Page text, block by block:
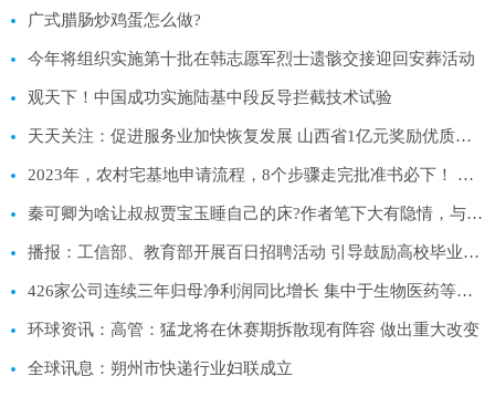
广式腊肠炒鸡蛋怎么做?
​今年将组织实施第十批在韩志愿军烈士遗骸交接迎回安葬活动
观天下！中国成功实施陆基中段反导拦截技术试验
天天关注：促进服务业加快恢复发展 山西省1亿元奖励优质零售企业
2023年，农村宅基地申请流程，8个步骤走完批准书必下！ 全球球精选
秦可卿为啥让叔叔贾宝玉睡自己的床?作者笔下大有隐情，与焦大无关
播报：工信部、教育部开展百日招聘活动 引导鼓励高校毕业生到中小企业工作
426家公司连续三年归母净利润同比增长 集中于生物医药等五大行业
环球资讯：高管：猛龙将在休赛期拆散现有阵容 做出重大改变
全球讯息：朔州市快递行业妇联成立